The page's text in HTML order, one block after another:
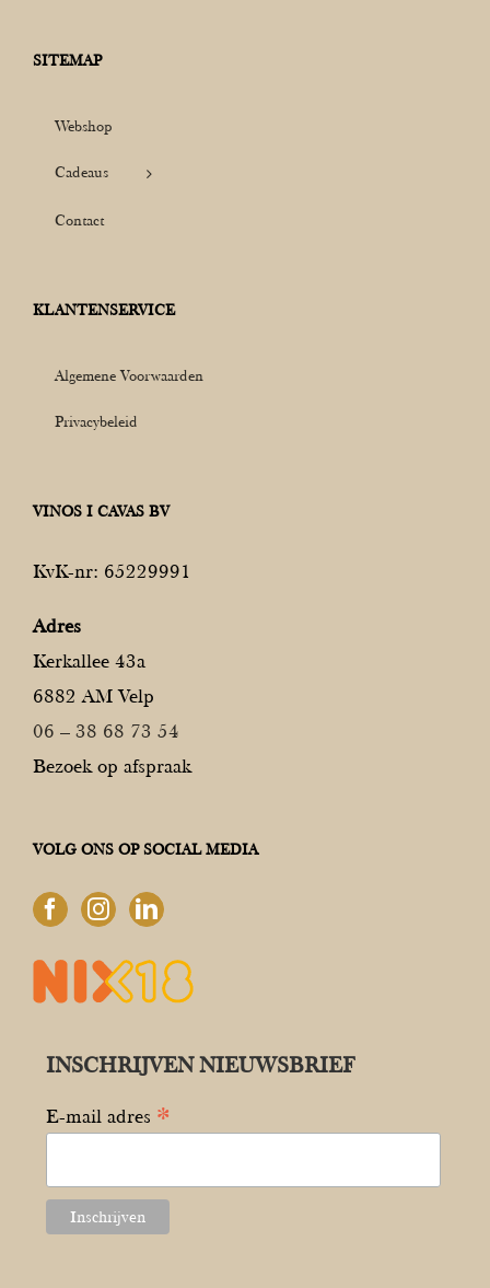
SITEMAP
Webshop
Cadeaus
Contact
KLANTENSERVICE
Algemene Voorwaarden
Privacybeleid
VINOS I CAVAS BV
KvK-nr: 65229991
Adres
Kerkallee 43a
6882 AM Velp
06 – 38 68 73 54
Bezoek op afspraak
VOLG ONS OP SOCIAL MEDIA
INSCHRIJVEN NIEUWSBRIEF
E-mail adres *